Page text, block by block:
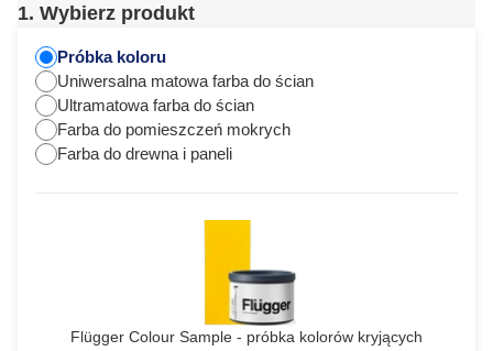
1. Wybierz produkt
Próbka koloru
Uniwersalna matowa farba do ścian
Ultramatowa farba do ścian
Farba do pomieszczeń mokrych
Farba do drewna i paneli
Flügger Colour Sample - próbka kolorów kryjących